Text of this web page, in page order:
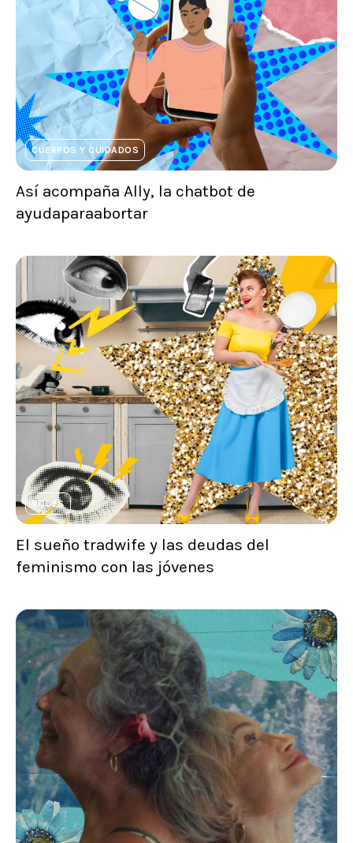
CUERPOS Y CUIDADOS
Así acompaña Ally, la chatbot de
ayudaparaabortar
VOCES
El sueño tradwife y las deudas del
feminismo con las jóvenes